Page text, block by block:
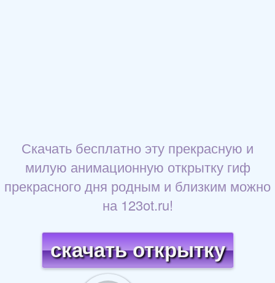
Скачать бесплатно эту прекрасную и
милую анимационную открытку гиф
прекрасного дня родным и близким можно
на 123ot.ru!
скачать открытку